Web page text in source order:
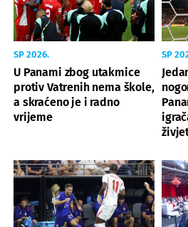
SP 2026.
U Panami zbog utakmice
protiv Vatrenih nema škole,
a skraćeno je i radno
vrijeme
SP